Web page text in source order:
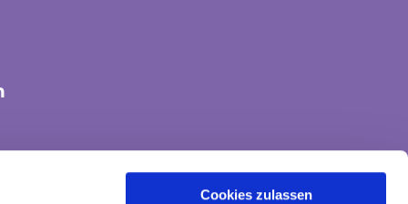
Cookies zulassen